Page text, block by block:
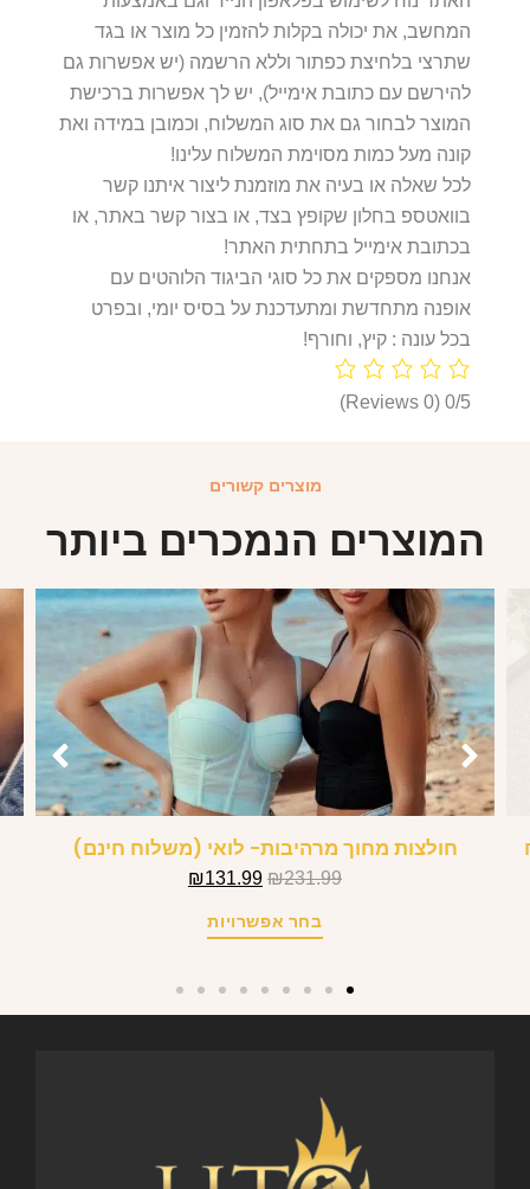
המחשב, את יכולה בקלות להזמין כל מוצר או בגד
שתרצי בלחיצת כפתור וללא הרשמה (יש אפשרות גם
להירשם עם כתובת אימייל), יש לך אפשרות ברכישת
המוצר לבחור גם את סוג המשלוח, וכמובן במידה ואת
קונה מעל כמות מסוימת המשלוח עלינו!
לכל שאלה או בעיה את מוזמנת ליצור איתנו קשר
בוואטספ בחלון שקופץ בצד, או בצור קשר באתר, או
בכתובת אימייל בתחתית האתר!
אנחנו מספקים את כל סוגי הביגוד הלוהטים עם
אופנה מתחדשת ומתעדכנת על בסיס יומי, ובפרט
בכל עונה : קיץ, וחורף!
0/5
(0 Reviews)
מוצרים קשורים
המוצרים הנמכרים ביותר
חולצות מחוך מרהיבות- לואי (משלוח חינם)
₪231.99
₪131.99
בחר אפשרויות